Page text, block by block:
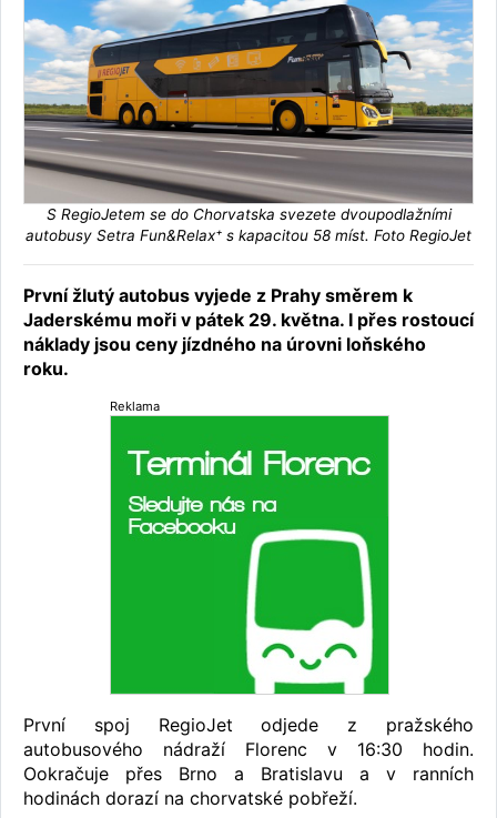
S RegioJetem se do Chorvatska svezete dvoupodlažními
autobusy Setra Fun&Relax⁺ s kapacitou 58 míst. Foto RegioJet
První žlutý autobus vyjede z Prahy směrem k
Jaderskému moři v pátek 29. května. I přes rostoucí
náklady jsou ceny jízdného na úrovni loňského
roku.
Reklama
První spoj RegioJet odjede z pražského
autobusového nádraží Florenc v 16:30 hodin.
Ookračuje přes Brno a Bratislavu a v ranních
hodinách dorazí na chorvatské pobřeží.